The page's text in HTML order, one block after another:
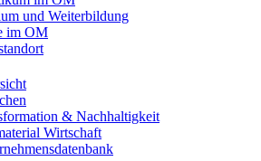
und Weiterbildung
im OM
& Nachhaltigkeit
Wirtschaft